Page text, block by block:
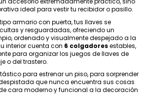
ideal para vestir tu recibidor o pasillo.
armario con puerta, tus llaves se
y resguardadas, ofreciendo un
ordenado y visualmente despejado a la
interior cuenta con 6 colgadoresestables,
para organizar los juegos de llaves de
o del trastero.
para estrenar un piso, para sorprender
que nunca encuentra sus cosas
cara moderno y funcional a la decoración